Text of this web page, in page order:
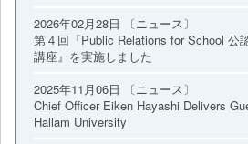
2026年02月28日 〔ニュース〕
第４回『Public Relations for School 公
講座』を実施しました
2025年11月06日 〔ニュース〕
Chief Officer Eiken Hayashi Delivers
Hallam University